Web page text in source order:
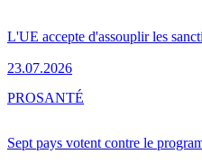
L'UE accepte d'assouplir les
23.07.2026
Sept pays votent contre le
PROSANTÉ